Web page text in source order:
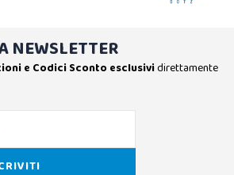
NEWSLETTER
e Codici Sconto esclusividirettamente